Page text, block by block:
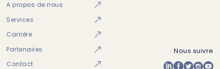
A propos de nous
Services
Carrière
Partenaires
Contact
Nous suivre